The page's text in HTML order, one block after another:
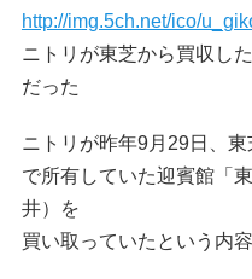
http://img.5ch.net/ico/
ニトリが東芝から買収し
だった
ニトリが昨年9月29日、
で所有していた迎賓館「
井）を
買い取っていたという内